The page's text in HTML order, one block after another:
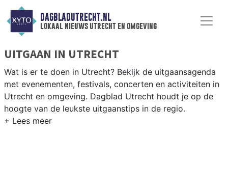
DAGBLADUTRECHT.NL
lokaal nieuws utrecht en omgeving
UITGAAN IN UTRECHT
Wat is er te doen in Utrecht? Bekijk de uitgaansagenda
met evenementen, festivals, concerten en activiteiten in
Utrecht en omgeving. Dagblad Utrecht houdt je op de
hoogte van de leukste uitgaanstips in de regio.